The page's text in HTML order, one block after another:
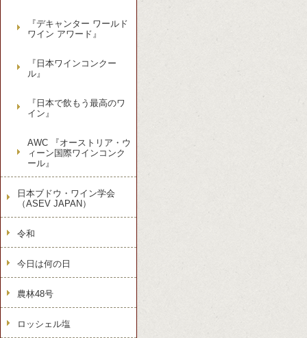
『デキャンター ワールド
ワイン アワード』
『日本ワインコンクー
ル』
『日本で飲もう最高のワ
イン』
AWC 『オーストリア・ウ
ィーン国際ワインコンク
ール』
日本ブドウ・ワイン学会
（ASEV JAPAN）
令和
今日は何の日
農林48号
ロッシェル塩